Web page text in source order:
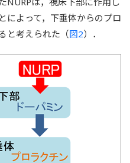
によって，下垂体からのプロ
と考えられた（図2）．